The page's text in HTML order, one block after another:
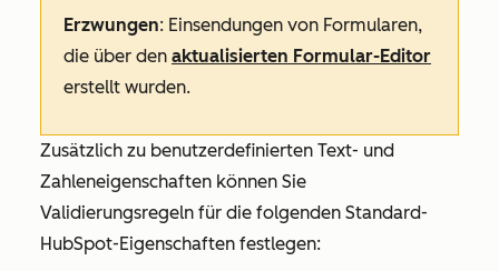
Erzwungen: Einsendungen von Formularen,
die über den aktualisierten Formular-Editor
erstellt wurden.
Zusätzlich zu benutzerdefinierten Text- und
Zahleneigenschaften können Sie
Validierungsregeln für die folgenden Standard-
HubSpot-Eigenschaften festlegen: